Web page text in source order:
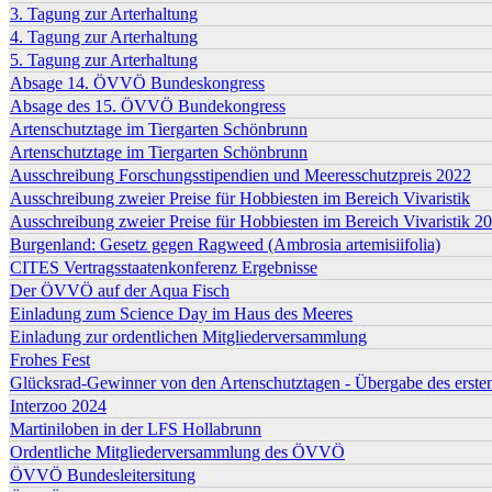
3. Tagung zur Arterhaltung
4. Tagung zur Arterhaltung
5. Tagung zur Arterhaltung
Absage 14. ÖVVÖ Bundeskongress
Absage des 15. ÖVVÖ Bundekongress
Artenschutztage im Tiergarten Schönbrunn
Artenschutztage im Tiergarten Schönbrunn
Ausschreibung Forschungsstipendien und Meeresschutzpreis 2022
Ausschreibung zweier Preise für Hobbiesten im Bereich Vivaristik
Ausschreibung zweier Preise für Hobbiesten im Bereich Vivaristik
Burgenland: Gesetz gegen Ragweed (Ambrosia artemisiifolia)
CITES Vertragsstaatenkonferenz Ergebnisse
Der ÖVVÖ auf der Aqua Fisch
Einladung zum Science Day im Haus des Meeres
Einladung zur ordentlichen Mitgliederversammlung
Frohes Fest
Glücksrad-Gewinner von den Artenschutztagen - Übergabe des
Interzoo 2024
Martiniloben in der LFS Hollabrunn
Ordentliche Mitgliederversammlung des ÖVVÖ
ÖVVÖ Bundesleitersitung